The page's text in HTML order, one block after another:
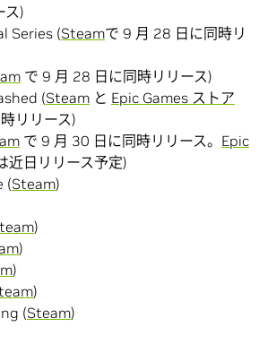
ス)
Series (Steamで 9 月 28 日に同時リ
で 9 月 28 日に同時リリース)
(Steam と Epic Games ストア
リリース)
で 9 月 30 日に同時リリース。 Epic
近日リリース予定)
(Steam)
)
)
)
)
(Steam)